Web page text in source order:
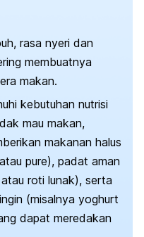
rasa nyeri dan
membuatnya
makan.
kebutuhan nutrisi
mau makan,
makanan halus
pure), padat aman
roti lunak), serta
(misalnya yoghurt
dapat meredakan